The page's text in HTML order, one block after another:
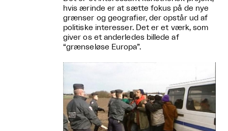
hvis ærinde er at sætte fokus på de nye
grænser og geografier, der opstår ud af
politiske interesser. Det er et værk, som
giver os et anderledes billede af
“grænseløse Europa”.